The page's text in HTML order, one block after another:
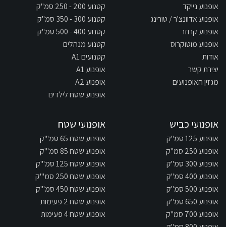
אופנוע נייקד
אופנוע אדוונצ'ר / טורינג
אופנוע קרוזר
אופנוע מוטוקרוס
אודות
יצירת קשר
מגזין האופנועים
קטנוע 200 - 250 סמ"ק
קטנוע 300 - 350 סמ"ק
קטנוע 400 - 500 סמ"ק
קטנוע מנהלים
קטנועים A1
אופנוע A1
אופנוע A2
אופנוע שטח לילדים
אופנועי כביש
אופנוע 125 סמ"ק
אופנוע 250 סמ"ק
אופנוע 300 סמ"ק
אופנוע 400 סמ"ק
אופנוע 500 סמ"ק
אופנוע 650 סמ"ק
אופנוע 700 סמ"ק
אופנועי שטח
אופנוע שטח 65 סמ"'ק
אופנוע שטח 85 סמ"'ק
אופנוע שטח 125 סמ"'ק
אופנוע שטח 250 סמ"'ק
אופנוע שטח 450 סמ"'ק
אופנוע שטח 2 פעימות
אופנוע שטח 4 פעימות